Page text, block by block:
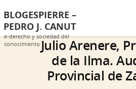
BLOGESPIERRE –
PEDRO J. CANUT
e-derecho y sociedad del
conocimiento Julio Arenere,
de la Ilma.
Provincial de